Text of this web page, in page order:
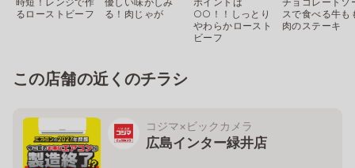
るローストビーフ
る！肉じゃが
○○！！しっとり
やわらかロースト
ビーフ
スで食べる牛も
肉のステーキ
この店舗の近くのチラシ
コジマ×ビックカメラ
広島インター緑井店